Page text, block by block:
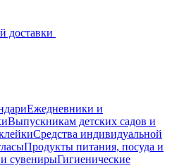
доставки
Ежедневники и
Выпускникам детских садов и
Средства индивидуальной
Продукты питания, посуда и
сувенирыГигиенические